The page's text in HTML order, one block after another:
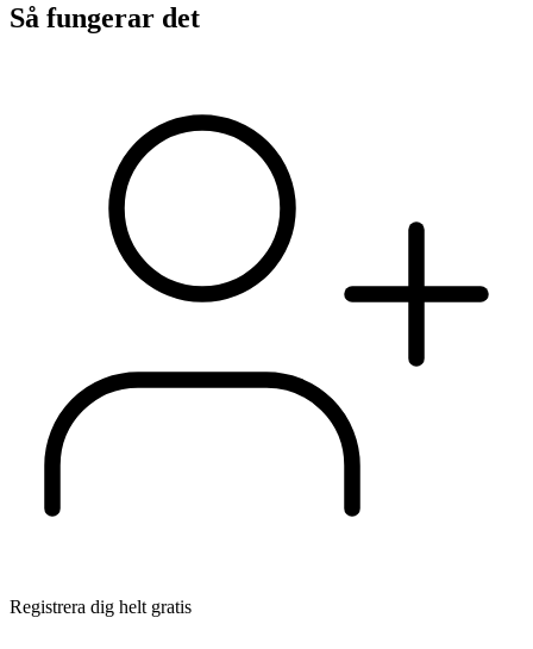
Så fungerar det
Registrera dig helt gratis